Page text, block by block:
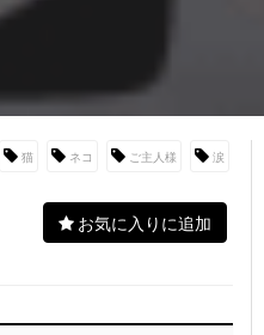
猫 ネコ ご主人様 涙
お気に入りに追加